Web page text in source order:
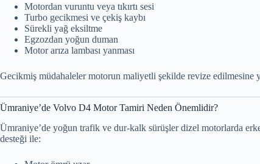
Motordan vuruntu veya tıkırtı sesi
Turbo gecikmesi ve çekiş kaybı
Sürekli yağ eksiltme
Egzozdan yoğun duman
Motor arıza lambası yanması
Gecikmiş müdahaleler motorun maliyetli şekilde revize edilmesine
Ümraniye’de Volvo D4 Motor Tamiri Neden Önemlidir?
Ümraniye’de yoğun trafik ve dur-kalk sürüşler dizel motorlarda
desteği ile: